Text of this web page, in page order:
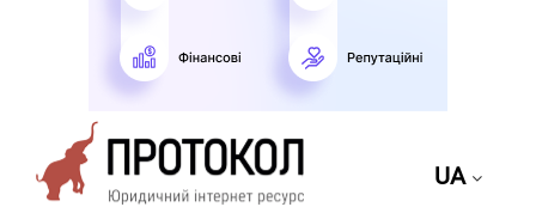
UA